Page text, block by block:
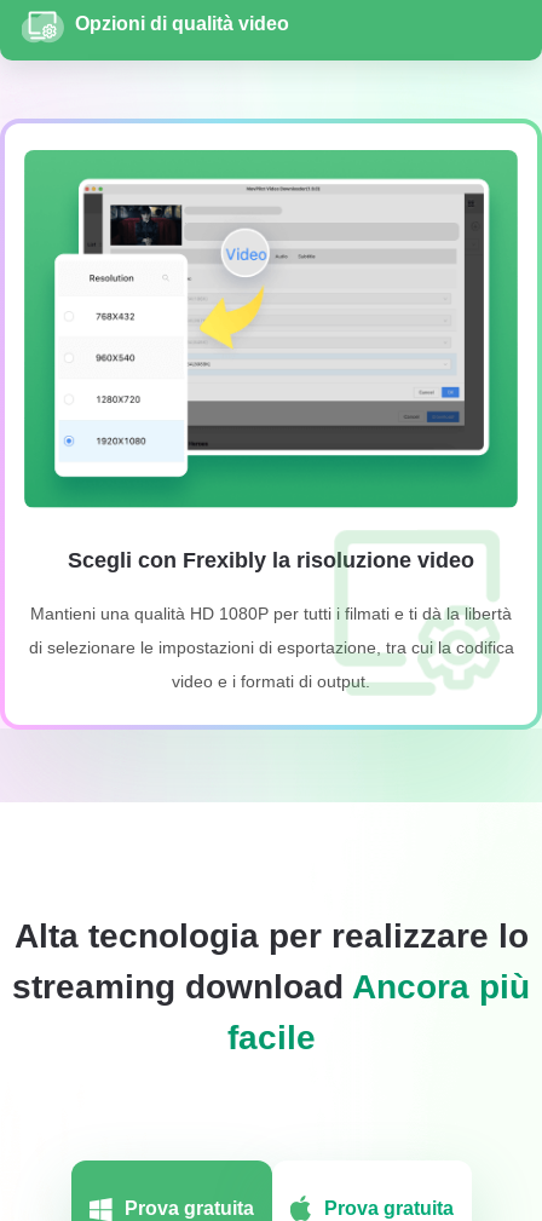
Opzioni di qualità video
Scegli con Frexibly la risoluzione video
Mantieni una qualità HD 1080P per tutti i filmati e ti dà la libertà
di selezionare le impostazioni di esportazione, tra cui la codifica
video e i formati di output.
Alta tecnologia per realizzare lo
streaming download Ancora più
facile
Prova gratuita Prova gratuita